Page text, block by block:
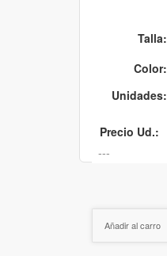
Talla:
Color:
Unidades:
Precio Ud.:
Añadir al carro